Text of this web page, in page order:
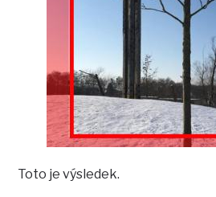
Toto je výsledek.